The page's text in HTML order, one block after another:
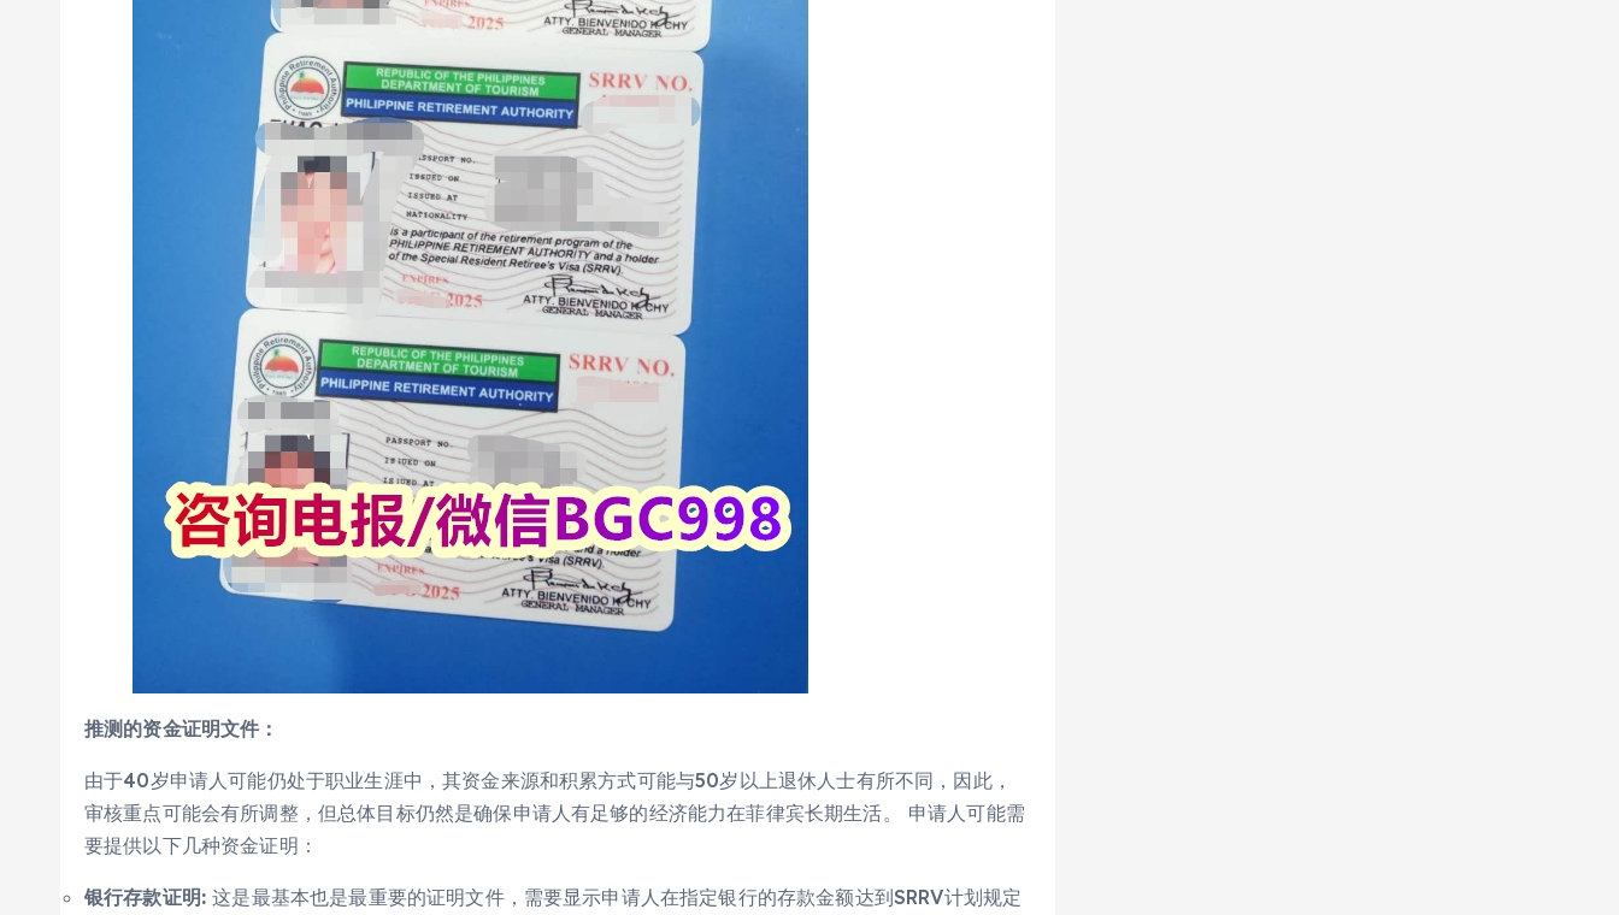
推测的资金证明文件：
由于40岁申请人可能仍处于职业生涯中，其资金来源和积累方式可能与50岁以上退休人士有所不同，因此，
审核重点可能会有所调整，但总体目标仍然是确保申请人有足够的经济能力在菲律宾长期生活。 申请人可能需
要提供以下几种资金证明：
银行存款证明: 这是最基本也是最重要的证明文件，需要显示申请人在指定银行的存款金额达到SRRV计划规定